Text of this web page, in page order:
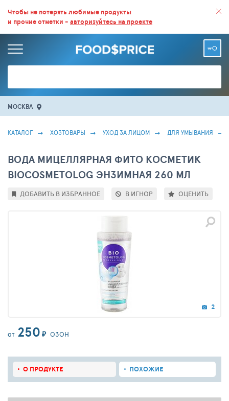
ВСЕ СКИДКИ И ВЫГОДНЫЕ ЦЕНЫ НА ПРОДУКТЫ В МАГАЗИНАХ.
БОЛЬШЕ 100 000 ТОВАРОВ. ЕЖЕДНЕВНОЕ ОБНОВЛЕНИЕ ЦЕН.
Чтобы не потерять любимые продукты
и прочие отметки - авторизуйтесь на проекте
МОСКВА
КАТАЛОГ ХОЗТОВАРЫ УХОД ЗА ЛИЦОМ ДЛЯ УМЫВАНИЯ
ВОДА МИЦЕЛЛЯРНАЯ ФИТО КОСМЕТИК
BIOCOSMETOLOG ЭНЗИМНАЯ 260 МЛ
2
ОТ 250 ₽ ОЗОН
ДОБАВИТЬ В ИЗБРАННОЕ В ИГНОР ОЦЕНИТЬ
О ПРОДУКТЕ ПОХОЖИЕ